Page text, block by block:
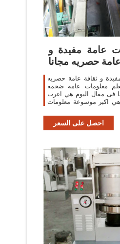
عامة مفيدة و
و ثقافة عامة حصريه
معلومات عامه ضخمه
فى مقال اليوم هي اغرب
هي اكبر موسوعة معلومات
احصل على السعر